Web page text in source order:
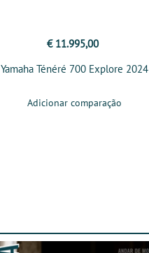
€ 11.995,00
Yamaha Ténéré 700 Explore 2024
Adicionar comparação